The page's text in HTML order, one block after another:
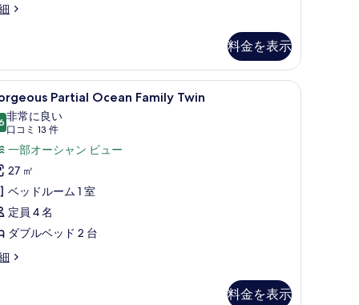
料金を表示
スク、ノートパソコン用作業スペース高級寝具、セーフティボックス (室内)、デ
5 Partial Ocean Family Twin
点中 8.6
非常に良い
口コミ 13 件
(口
コ
ミ
13
件)
一部オーシャン ビュー
27 ㎡
ベッドルーム 1 室
定員 4 名
ダブルベッド 2 台
料金を表示